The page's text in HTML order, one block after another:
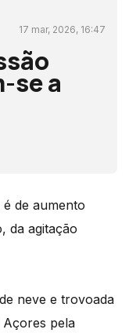
17 mar, 2026, 16:47
se a
de aumento
da agitação
neve e trovoada
Açores pela